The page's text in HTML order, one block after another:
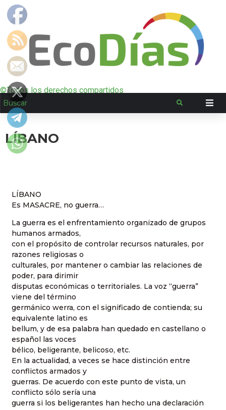
©Todos los derechos compartidos
LÍBANO
LÍBANO
Es MASACRE, no guerra…
La guerra es el enfrentamiento organizado de grupos
humanos armados,
con el propósito de controlar recursos naturales, por
razones religiosas o
culturales, por mantener o cambiar las relaciones de
poder, para dirimir
disputas económicas o territoriales. La voz “guerra”
viene del término
germánico werra, con el significado de contienda; su
equivalente latino es
bellum, y de esa palabra han quedado en castellano o
español las voces
bélico, beligerante, belicoso, etc.
En la actualidad, a veces se hace distinción entre
conflictos armados y
guerras. De acuerdo con este punto de vista, un
conflicto sólo sería una
guerra si los beligerantes han hecho una declaración